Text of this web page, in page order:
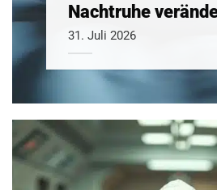
Nachtruhe
31. Juli 2026